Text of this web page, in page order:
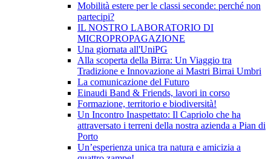
Mobilità estere per le classi seconde: perché non
partecipi?
IL NOSTRO LABORATORIO DI
MICROPROPAGAZIONE
Una giornata all'UniPG
Alla scoperta della Birra: Un Viaggio tra
Tradizione e Innovazione ai Mastri Birrai Umbri
La comunicazione del Futuro
Einaudi Band & Friends, lavori in corso
Formazione, territorio e biodiversità!
Un Incontro Inaspettato: Il Capriolo che ha
attraversato i terreni della nostra azienda a Pian di
Porto
Un’esperienza unica tra natura e amicizia a